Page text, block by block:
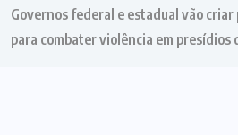
Governos federal e estadual vão
para combater violência em presídios